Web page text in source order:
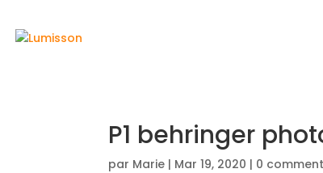
P1 behringer
par Marie | Mar 19, 2020 | 0